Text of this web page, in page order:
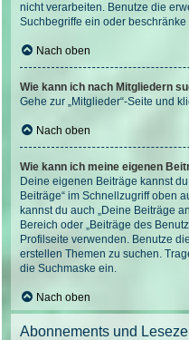
nicht verarbeiten. Benutze die
Suchbegriffe ein oder
Nach oben
Wie kann ich nach Mitgliedern
Gehe zur „Mitglieder“-Seite und
Nach oben
Wie kann ich meine eigenen
Deine eigenen Beiträge kannst
Beiträge“ im Schnellzugriff oben
kannst du auch „Deine Beiträge
Bereich oder „Beiträge des
Profilseite verwenden. Benutze
erstellen Themen zu suchen.
die Suchmaske ein.
Nach oben
Abonnements und